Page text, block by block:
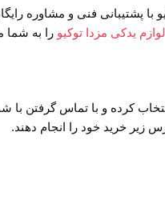
فنی و مشاوره
لوازم یدکی مزدا توکیو را به شما
محصولات را انتخاب کرده و با
زیر خرید خود را انجام دهند.